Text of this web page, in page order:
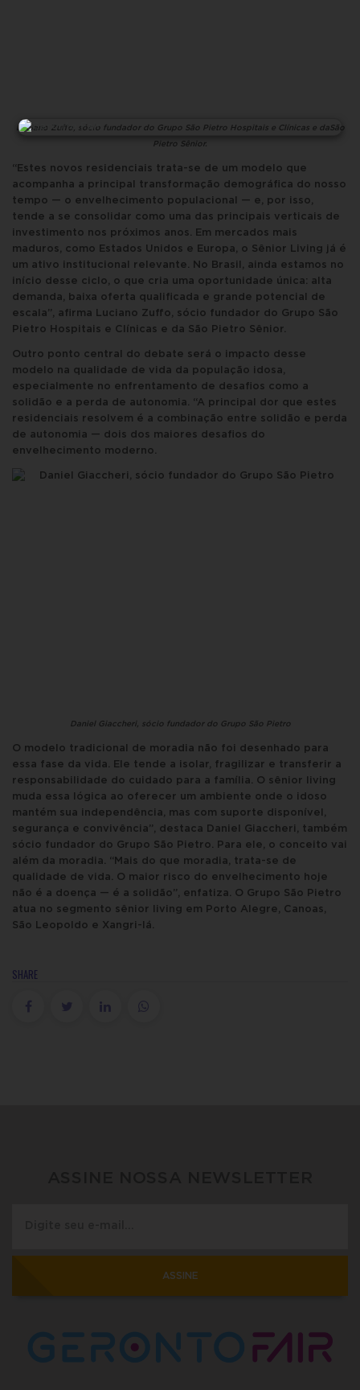
Luciano Zuffo, sócio fundador do Grupo São Pietro Hospitais e Clínicas e daSão
Pietro Sênior.
“Estes novos residenciais trata-se de um modelo que
acompanha a principal transformação demográfica do nosso
tempo — o envelhecimento populacional — e, por isso,
tende a se consolidar como uma das principais verticais de
investimento nos próximos anos. Em mercados mais
maduros, como Estados Unidos e Europa, o Sênior Living já é
um ativo institucional relevante. No Brasil, ainda estamos no
início desse ciclo, o que cria uma oportunidade única: alta
demanda, baixa oferta qualificada e grande potencial de
escala”, afirma Luciano Zuffo, sócio fundador do Grupo São
Pietro Hospitais e Clínicas e da São Pietro Sênior.
Outro ponto central do debate será o impacto desse
modelo na qualidade de vida da população idosa,
especialmente no enfrentamento de desafios como a
solidão e a perda de autonomia. “A principal dor que estes
residenciais resolvem é a combinação entre solidão e perda
de autonomia — dois dos maiores desafios do
envelhecimento moderno.
Daniel Giaccheri, sócio fundador do Grupo São Pietro
O modelo tradicional de moradia não foi desenhado para
essa fase da vida. Ele tende a isolar, fragilizar e transferir a
responsabilidade do cuidado para a família. O sênior living
muda essa lógica ao oferecer um ambiente onde o idoso
mantém sua independência, mas com suporte disponível,
segurança e convivência”, destaca Daniel Giaccheri, também
sócio fundador do Grupo São Pietro. Para ele, o conceito vai
além da moradia. “Mais do que moradia, trata-se de
qualidade de vida. O maior risco do envelhecimento hoje
não é a doença — é a solidão”, enfatiza. O Grupo São Pietro
atua no segmento sênior living em Porto Alegre, Canoas,
São Leopoldo e Xangri-lá.
SHARE
ASSINE